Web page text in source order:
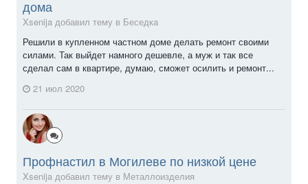
дома
Xsenija добавил тему в Беседка
Решили в купленном частном доме делать ремонт своими
силами. Так выйдет намного дешевле, а муж и так все
сделал сам в квартире, думаю, сможет осилить и ремонт...
21 июл 2020
Профнастил в Могилеве по низкой цене
Xsenija добавил тему в Металлоизделия